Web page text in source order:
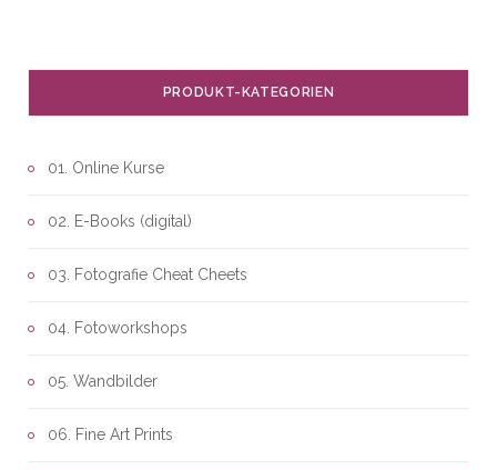
PRODUKT-KATEGORIEN
01. Online Kurse
02. E-Books (digital)
03. Fotografie Cheat Cheets
04. Fotoworkshops
05. Wandbilder
06. Fine Art Prints